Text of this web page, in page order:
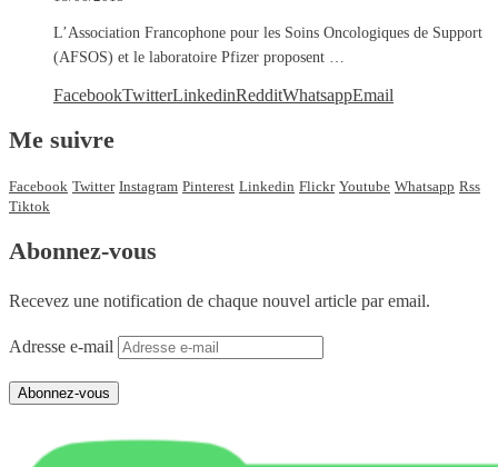
L’Association Francophone pour les Soins Oncologiques de Support
(AFSOS) et le laboratoire Pfizer proposent …
FacebookTwitterLinkedinRedditWhatsappEmail
Me suivre
Facebook Twitter Instagram Pinterest Linkedin Flickr Youtube Whatsapp Rss
Tiktok
Abonnez-vous
Recevez une notification de chaque nouvel article par email.
Adresse e-mail
Abonnez-vous